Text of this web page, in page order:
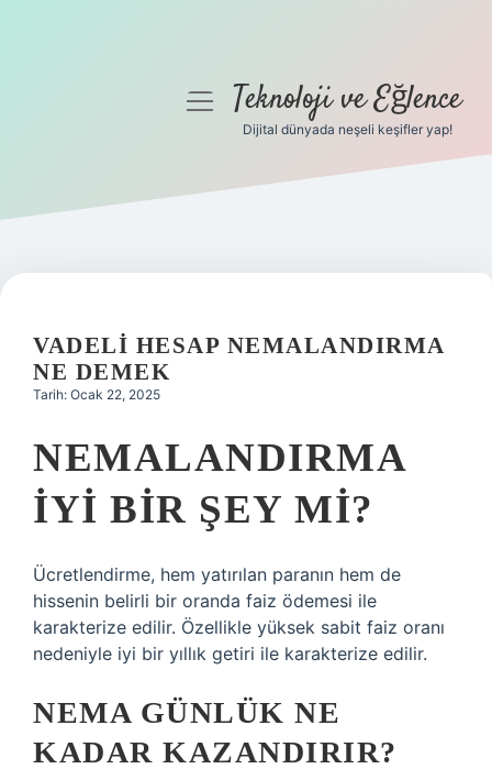
Gizlilik Politikası
Yasal Uyarı
menüyüTeknoloji ve Eğlence
Dijital dünyada neşeli keşifler yap!
VADELI HESAP NEMALANDIRMA
NE DEMEK
Tarih: Ocak 22, 2025
NEMALANDIRMA
IYI BIR ŞEY MI?
Ücretlendirme, hem yatırılan paranın hem de
hissenin belirli bir oranda faiz ödemesi ile
karakterize edilir. Özellikle yüksek sabit faiz oranı
nedeniyle iyi bir yıllık getiri ile karakterize edilir.
NEMA GÜNLÜK NE
KADAR KAZANDIRIR?